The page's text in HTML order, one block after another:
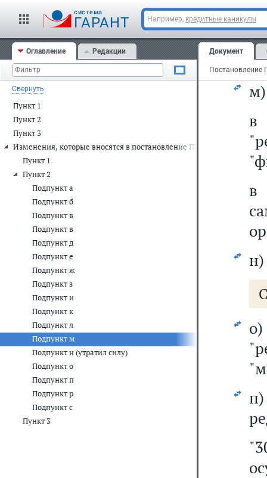
cистема
ГАРАНТ Например, кредитные каникулы
Оглавление Редакции
Свернуть
Пункт 1
Пункт 2
Пункт 3
Изменения, которые вносятся в постановление Правительства
Пункт 1
Пункт 2
Подпункт а
Подпункт б
Подпункт в
Подпункт в
Подпункт д
Подпункт е
Подпункт ж
Подпункт з
Подпункт и
Подпункт к
Подпункт л
Подпункт м
Подпункт н (утратил силу)
Подпункт о
Подпункт п
Подпункт р
Подпункт с
Пункт 3
Документ
в
н)